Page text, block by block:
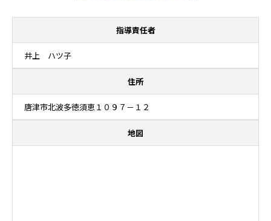
指導責任者
井上 ハツ子
住所
唐津市北波多徳須恵１０９７－１２
地図